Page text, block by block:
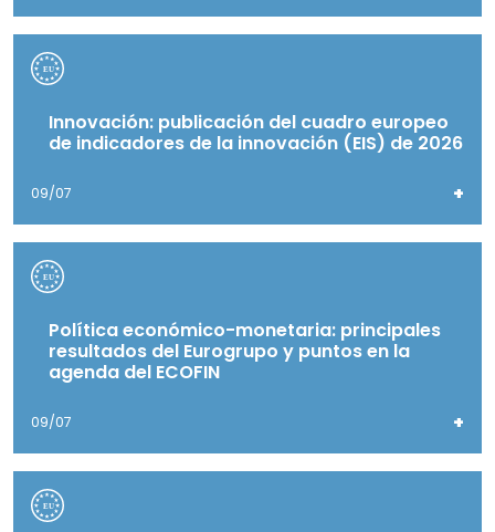
Innovación: publicación del cuadro europeo
de indicadores de la innovación (EIS) de 2026
09/07 +
Política económico-monetaria: principales
resultados del Eurogrupo y puntos en la
agenda del ECOFIN
09/07 +